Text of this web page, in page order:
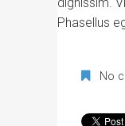
Phasellus
No